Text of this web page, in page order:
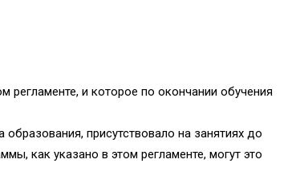
регламенте, и которое по окончании обучения
образования, присутствовало на занятиях до
как указано в этом регламенте, могут это